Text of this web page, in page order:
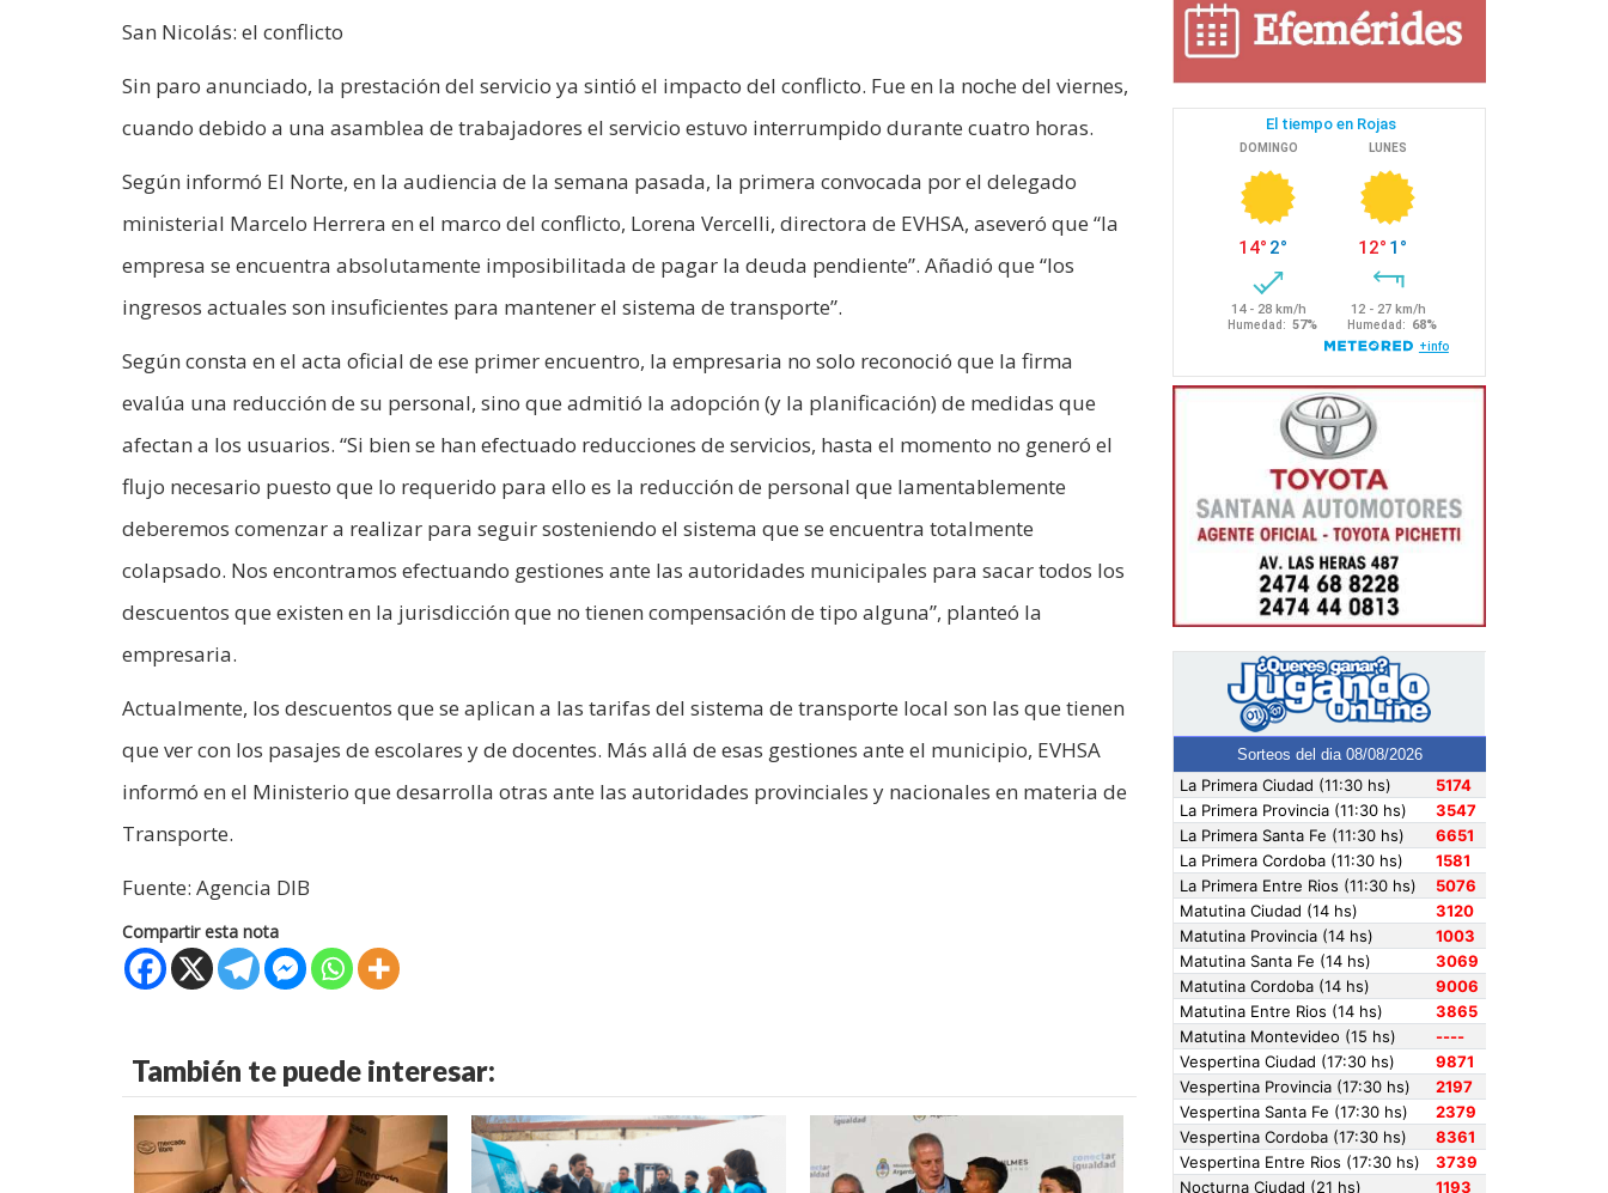
San Nicolás: el conflicto
Sin paro anunciado, la prestación del servicio ya sintió el impacto del conflicto. Fue en la noche del viernes,
cuando debido a una asamblea de trabajadores el servicio estuvo interrumpido durante cuatro horas.
Según informó El Norte, en la audiencia de la semana pasada, la primera convocada por el delegado
ministerial Marcelo Herrera en el marco del conflicto, Lorena Vercelli, directora de EVHSA, aseveró que “la
empresa se encuentra absolutamente imposibilitada de pagar la deuda pendiente”. Añadió que “los
ingresos actuales son insuficientes para mantener el sistema de transporte”.
Según consta en el acta oficial de ese primer encuentro, la empresaria no solo reconoció que la firma
evalúa una reducción de su personal, sino que admitió la adopción (y la planificación) de medidas que
afectan a los usuarios. “Si bien se han efectuado reducciones de servicios, hasta el momento no generó el
flujo necesario puesto que lo requerido para ello es la reducción de personal que lamentablemente
deberemos comenzar a realizar para seguir sosteniendo el sistema que se encuentra totalmente
colapsado. Nos encontramos efectuando gestiones ante las autoridades municipales para sacar todos los
descuentos que existen en la jurisdicción que no tienen compensación de tipo alguna”, planteó la
empresaria.
Actualmente, los descuentos que se aplican a las tarifas del sistema de transporte local son las que tienen
que ver con los pasajes de escolares y de docentes. Más allá de esas gestiones ante el municipio, EVHSA
informó en el Ministerio que desarrolla otras ante las autoridades provinciales y nacionales en materia de
Transporte.
Fuente: Agencia DIB
Compartir esta nota
También te puede interesar: